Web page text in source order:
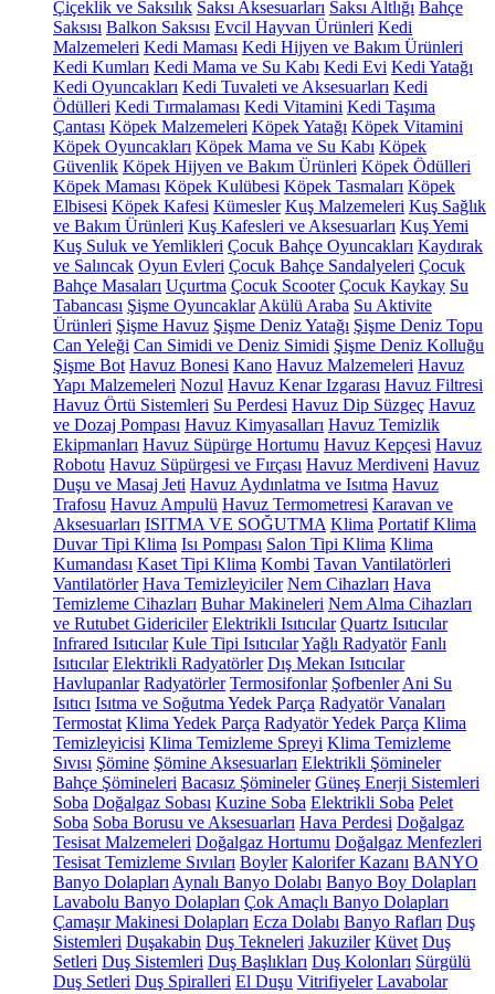
Çiçeklik ve Saksılık Saksı Aksesuarları Saksı Altlığı Bahçe
Saksısı Balkon Saksısı Evcil Hayvan Ürünleri Kedi
Malzemeleri Kedi Maması Kedi Hijyen ve Bakım Ürünleri
Kedi Kumları Kedi Mama ve Su Kabı Kedi Evi Kedi Yatağı
Kedi Oyuncakları Kedi Tuvaleti ve Aksesuarları Kedi
Ödülleri Kedi Tırmalaması Kedi Vitamini Kedi Taşıma
Çantası Köpek Malzemeleri Köpek Yatağı Köpek Vitamini
Köpek Oyuncakları Köpek Mama ve Su Kabı Köpek
Güvenlik Köpek Hijyen ve Bakım Ürünleri Köpek Ödülleri
Köpek Maması Köpek Kulübesi Köpek Tasmaları Köpek
Elbisesi Köpek Kafesi Kümesler Kuş Malzemeleri Kuş Sağlık
ve Bakım Ürünleri Kuş Kafesleri ve Aksesuarları Kuş Yemi
Kuş Suluk ve Yemlikleri Çocuk Bahçe Oyuncakları Kaydırak
ve Salıncak Oyun Evleri Çocuk Bahçe Sandalyeleri Çocuk
Bahçe Masaları Uçurtma Çocuk Scooter Çocuk Kaykay Su
Tabancası Şişme Oyuncaklar Akülü Araba Su Aktivite
Ürünleri Şişme Havuz Şişme Deniz Yatağı Şişme Deniz Topu
Can Yeleği Can Simidi ve Deniz Simidi Şişme Deniz Kolluğu
Şişme Bot Havuz Bonesi Kano Havuz Malzemeleri Havuz
Yapı Malzemeleri Nozul Havuz Kenar Izgarası Havuz Filtresi
Havuz Örtü Sistemleri Su Perdesi Havuz Dip Süzgeç Havuz
ve Dozaj Pompası Havuz Kimyasalları Havuz Temizlik
Ekipmanları Havuz Süpürge Hortumu Havuz Kepçesi Havuz
Robotu Havuz Süpürgesi ve Fırçası Havuz Merdiveni Havuz
Duşu ve Masaj Jeti Havuz Aydınlatma ve Isıtma Havuz
Trafosu Havuz Ampulü Havuz Termometresi Karavan ve
Aksesuarları ISITMA VE SOĞUTMA Klima Portatif Klima
Duvar Tipi Klima Isı Pompası Salon Tipi Klima Klima
Kumandası Kaset Tipi Klima Kombi Tavan Vantilatörleri
Vantilatörler Hava Temizleyiciler Nem Cihazları Hava
Temizleme Cihazları Buhar Makineleri Nem Alma Cihazları
ve Rutubet Gidericiler Elektrikli Isıtıcılar Quartz Isıtıcılar
Infrared Isıtıcılar Kule Tipi IsıtıcılarYağlı Radyatör Fanlı
Isıtıcılar Elektrikli Radyatörler Dış Mekan Isıtıcılar
Havlupanlar Radyatörler Termosifonlar Şofbenler Ani Su
Isıtıcı Isıtma ve Soğutma Yedek Parça Radyatör Vanaları
Termostat Klima Yedek Parça Radyatör Yedek Parça Klima
Temizleyicisi Klima Temizleme Spreyi Klima Temizleme
Sıvısı Şömine Şömine Aksesuarları Elektrikli Şömineler
Bahçe Şömineleri Bacasız Şömineler Güneş Enerji Sistemleri
Soba Doğalgaz Sobası Kuzine Soba Elektrikli Soba Pelet
Soba Soba Borusu ve Aksesuarları Hava Perdesi Doğalgaz
Tesisat Malzemeleri Doğalgaz Hortumu Doğalgaz Menfezleri
Tesisat Temizleme Sıvıları Boyler Kalorifer Kazanı BANYO
Banyo Dolapları Aynalı Banyo Dolabı Banyo Boy Dolapları
Lavabolu Banyo Dolapları Çok Amaçlı Banyo Dolapları
Çamaşır Makinesi Dolapları Ecza Dolabı Banyo Rafları Duş
Sistemleri Duşakabin Duş Tekneleri Jakuziler Küvet Duş
Setleri Duş Sistemleri Duş Başlıkları Duş Kolonları Sürgülü
Duş Setleri Duş Spiralleri El Duşu Vitrifiyeler Lavabolar